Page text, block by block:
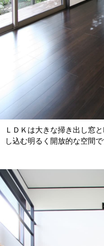
ＬＤＫは大きな掃き出し窓
し込む明るく開放的な空間